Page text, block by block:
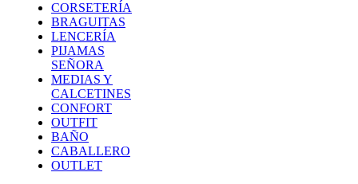
CORSETERÍA
BRAGUITAS
LENCERÍA
PIJAMAS
SEÑORA
MEDIAS Y
CALCETINES
CONFORT
OUTFIT
BAÑO
CABALLERO
OUTLET